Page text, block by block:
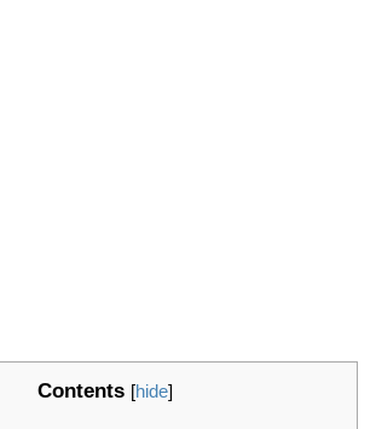
Contents [hide]